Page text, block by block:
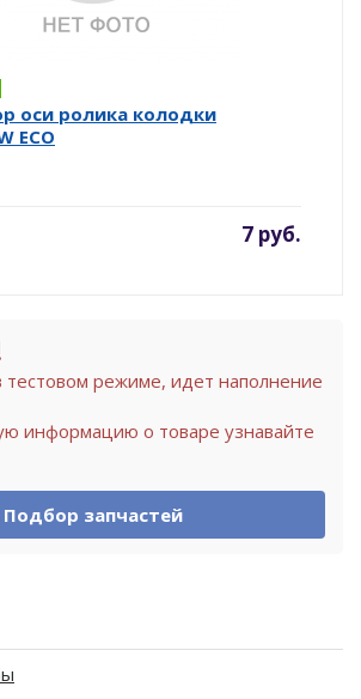
оси ролика колодки
ECO
7 руб.
тестовом режиме, идет наполнение
информацию о товаре узнавайте
Подбор запчастей